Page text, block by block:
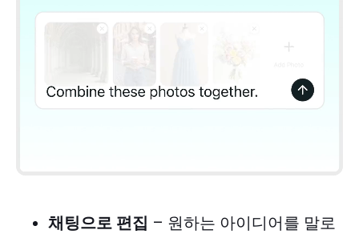
채팅으로 편집 – 원하는 아이디어를 말로